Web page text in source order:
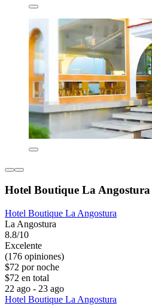
Hotel Boutique La Angostura
Hotel Boutique La Angostura
La Angostura
8.8/10
Excelente
(176 opiniones)
$72 por noche
$72 en total
22 ago - 23 ago
Hotel Boutique La Angostura